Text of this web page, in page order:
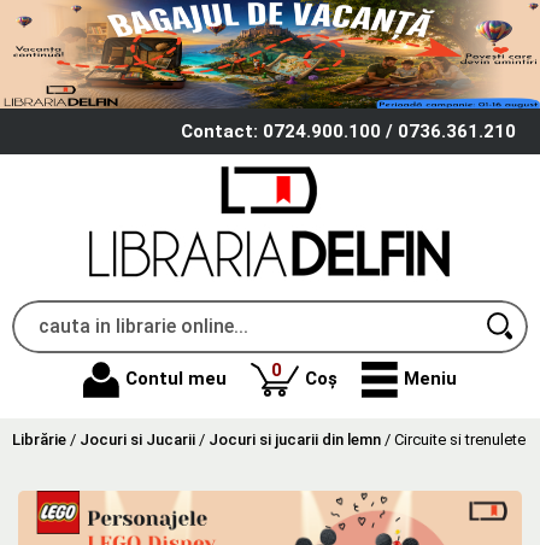
Contact: 0724.900.100 / 0736.361.210
Contul meu 0produse
Coș Meniu
Librărie / Jocuri si Jucarii / Jocuri si jucarii din lemn / Circuite si trenulete